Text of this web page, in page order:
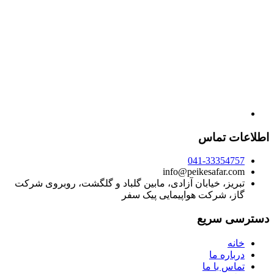
اطلاعات تماس
041-33354757
info@peikesafar.com
تبریز، خیابان آزادی، مابین گلباد و گلگشت، روبروی شرکت
گاز، شرکت هواپیمایی پیک سفر
دسترسی سریع
خانه
درباره ما
تماس با ما